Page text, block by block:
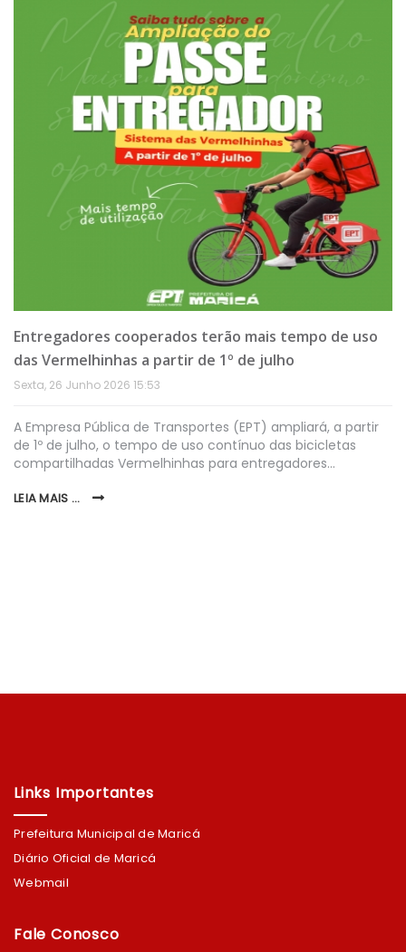
Entregadores cooperados terão mais tempo de uso
das Vermelhinhas a partir de 1º de julho
Sexta, 26 Junho 2026 15:53
A Empresa Pública de Transportes (EPT) ampliará, a partir
de 1º de julho, o tempo de uso contínuo das bicicletas
compartilhadas Vermelhinhas para entregadores…
LEIA MAIS ...
Links Importantes
Prefeitura Municipal de Maricá
Diário Oficial de Maricá
Webmail
Fale Conosco